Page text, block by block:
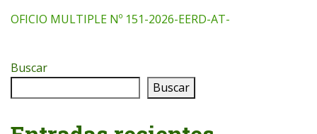
OFICIO MULTIPLE Nº 151-2026-EERD-AT-
Buscar
Buscar